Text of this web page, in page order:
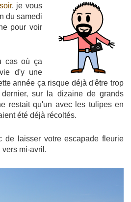
, je vous
du samedi
pour voir
cas où ça
d'y une
année ça risque déjà d'être trop
sur la dizaine de grands
restait qu'un avec les tulipes en
été déjà récoltés.
de laisser votre escapade fleurie
mi-avril.